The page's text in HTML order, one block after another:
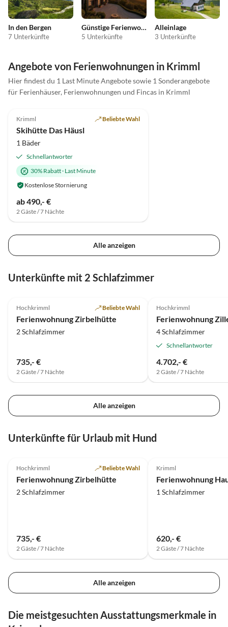
In den Bergen
7 Unterkünfte
Günstige Ferienwohnungen
5 Unterkünfte
Alleinlage
3 Unterkünfte
Angebote von Ferienwohnungen in Krimml
Hier findest du 1 Last Minute Angebote sowie 1 Sonderangebote
für Ferienhäuser, Ferienwohnungen und Fincas in Krimml
Krimml Beliebte Wahl
Skihütte Das Häusl
1 Bäder
Schnellantworter
30% Rabatt· Last Minute
Kostenlose Stornierung
ab 490,- €
2 Gäste / 7 Nächte
Alle anzeigen
Unterkünfte mit 2 Schlafzimmer
Hochkrimml Beliebte Wahl
Ferienwohnung Zirbelhütte
2 Schlafzimmer
735,- €
2 Gäste / 7 Nächte
Hochkrimml
Ferienwohnung
4 Schlafzimmer
Schnellantworter
4.702,- €
2 Gäste / 7 Nächte
Alle anzeigen
Unterkünfte für Urlaub mit Hund
Hochkrimml Beliebte Wahl
Ferienwohnung Zirbelhütte
2 Schlafzimmer
735,- €
2 Gäste / 7 Nächte
Krimml
1 Schlafzimmer
620,- €
2 Gäste / 7 Nächte
Alle anzeigen
Die meistgesuchten Ausstattungsmerkmale in